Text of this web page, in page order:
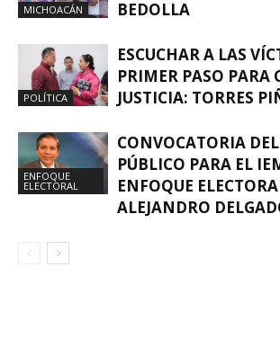
MICHOACÁN
BEDOLLA
POLÍTICA
ESCUCHAR A LAS
PRIMER PASO PARA
JUSTICIA: TORRES
ENFOQUE
ELECTORAL
CONVOCATORIA
PÚBLICO PARA EL
ENFOQUE
ALEJANDRO